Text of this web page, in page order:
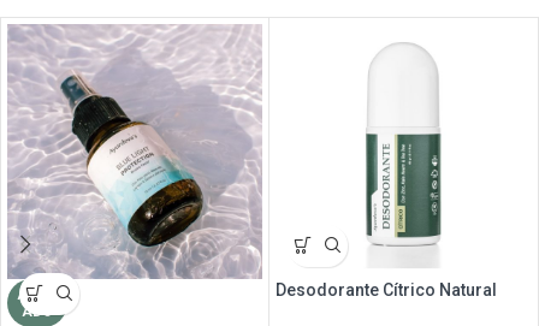
AGOT
ADO
Desodorante Cítrico Natural